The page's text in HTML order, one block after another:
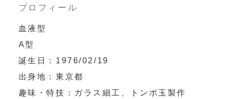
プロフィール
血液型
A型
誕生日：1976/02/19
出身地：東京都
趣味・特技：ガラス細工、トンボ玉製作